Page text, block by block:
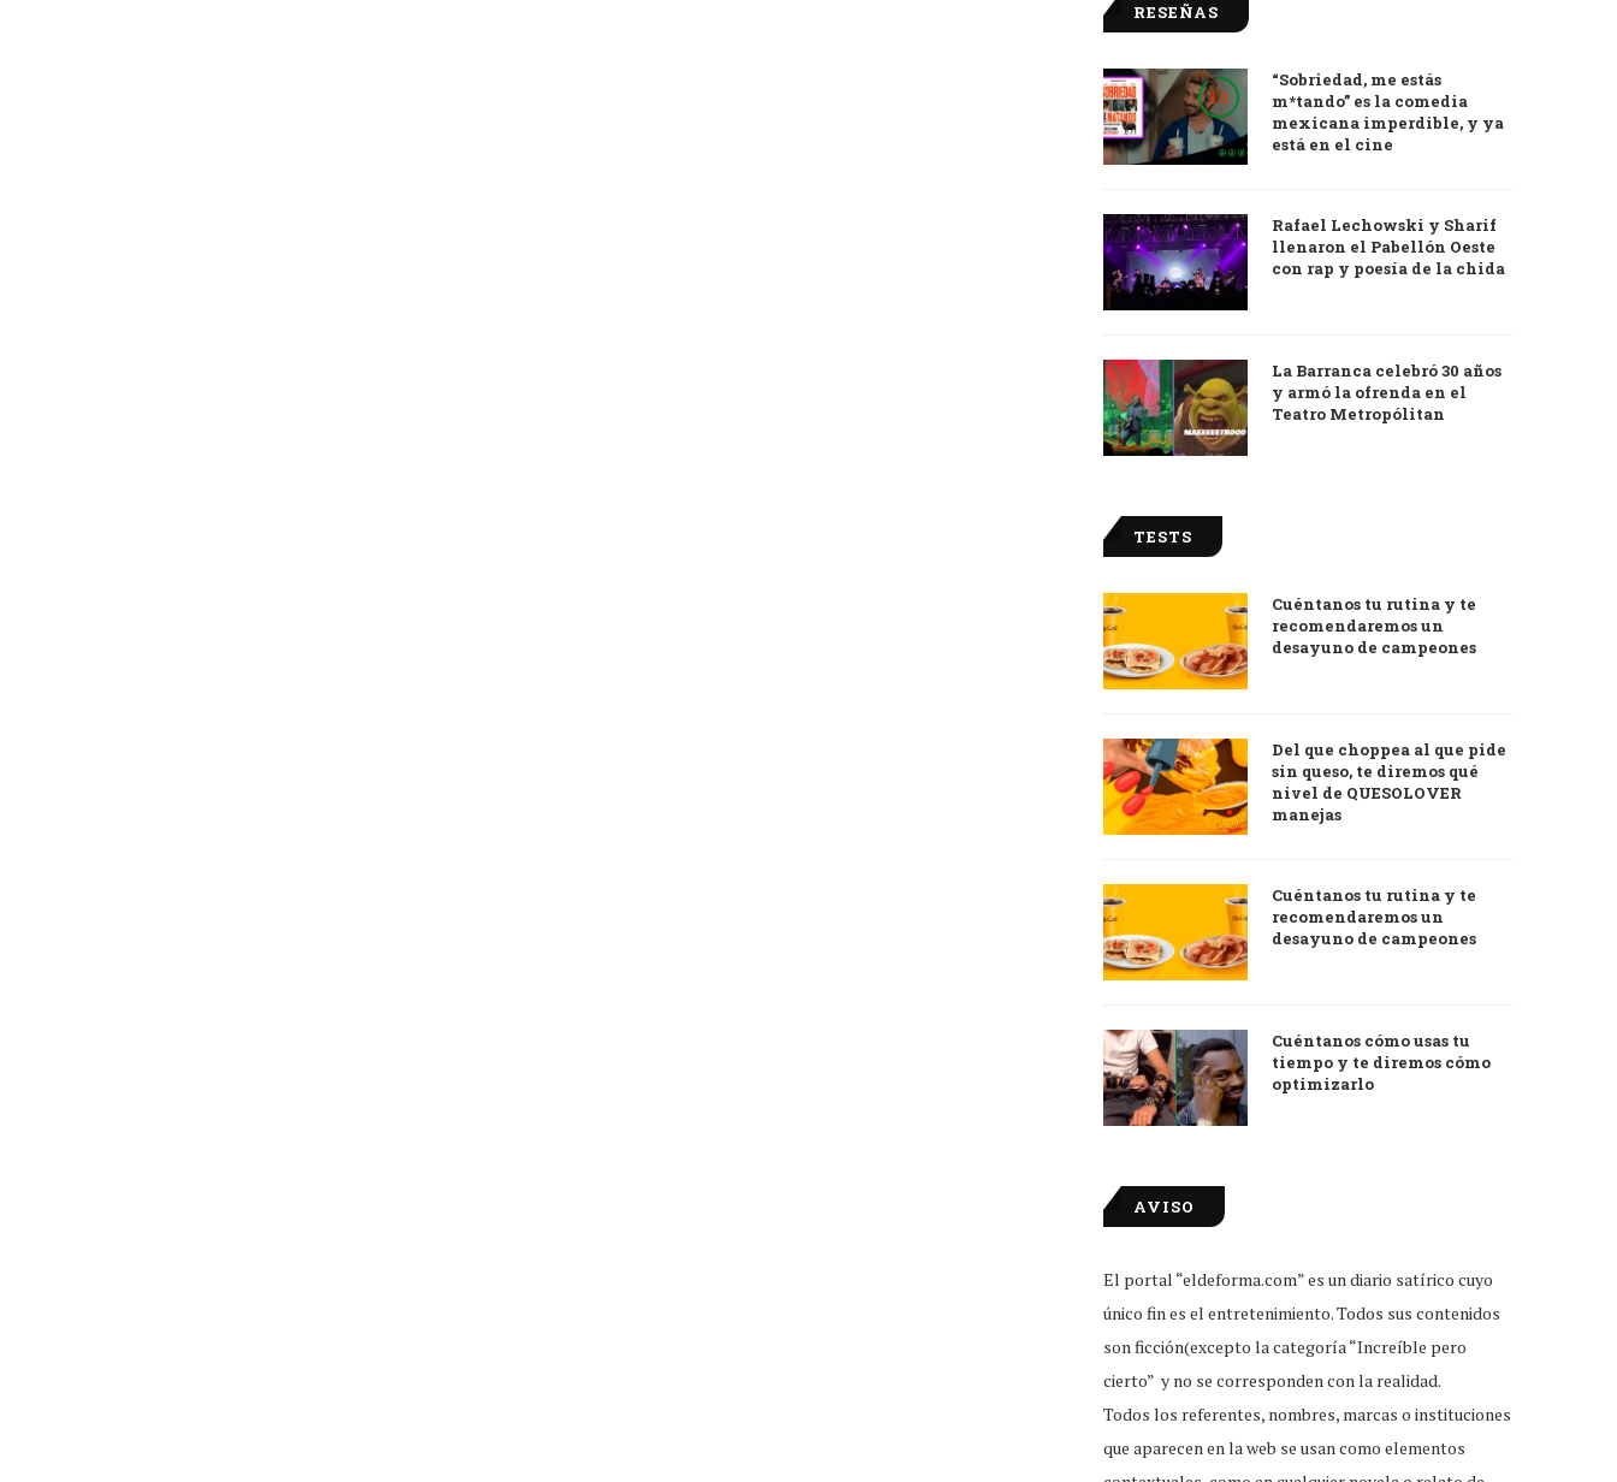
RESEÑAS
9.0
“Sobriedad, me estás
m*tando” es la comedia
mexicana imperdible, y ya
está en el cine
Rafael Lechowski y Sharif
llenaron el Pabellón Oeste
con rap y poesía de la chida
La Barranca celebró 30 años
y armó la ofrenda en el
Teatro Metropólitan
TESTS
Cuéntanos tu rutina y te
recomendaremos un
desayuno de campeones
Del que choppea al que pide
sin queso, te diremos qué
nivel de QUESOLOVER
manejas
Cuéntanos tu rutina y te
recomendaremos un
desayuno de campeones
Cuéntanos cómo usas tu
tiempo y te diremos cómo
optimizarlo
AVISO
El portal “eldeforma.com” es un diario satírico cuyo
único fin es el entretenimiento. Todos sus contenidos
son ficción(excepto la categoría “Increíble pero
cierto” y no se corresponden con la realidad.
Todos los referentes, nombres, marcas o instituciones
que aparecen en la web se usan como elementos